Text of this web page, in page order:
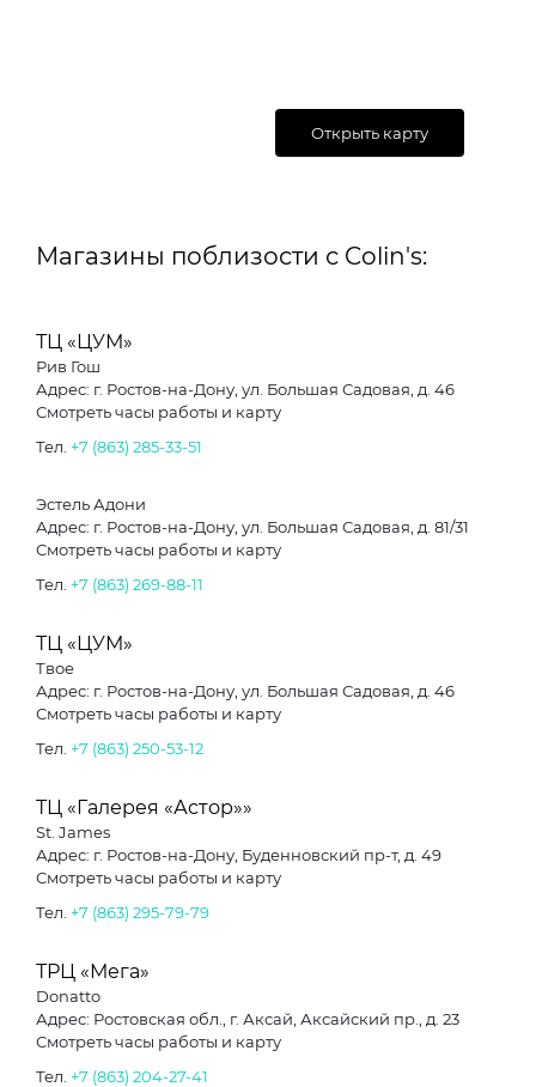
Открыть карту
Магазины поблизости с Colin's:
ТЦ «ЦУМ»
Рив Гош
Адрес: г. Ростов-на-Дону, ул. Большая Садовая, д. 46
Смотреть часы работы и карту
Тел. +7 (863) 285-33-51
Эстель Адони
Адрес: г. Ростов-на-Дону, ул. Большая Садовая, д. 81/31
Смотреть часы работы и карту
Тел. +7 (863) 269-88-11
ТЦ «ЦУМ»
Твое
Адрес: г. Ростов-на-Дону, ул. Большая Садовая, д. 46
Смотреть часы работы и карту
Тел. +7 (863) 250-53-12
ТЦ «Галерея «Астор»»
St. James
Адрес: г. Ростов-на-Дону, Буденновский пр-т, д. 49
Смотреть часы работы и карту
Тел. +7 (863) 295-79-79
ТРЦ «Мега»
Donatto
Адрес: Ростовская обл., г. Аксай, Аксайский пр., д. 23
Смотреть часы работы и карту
Тел. +7 (863) 204-27-41